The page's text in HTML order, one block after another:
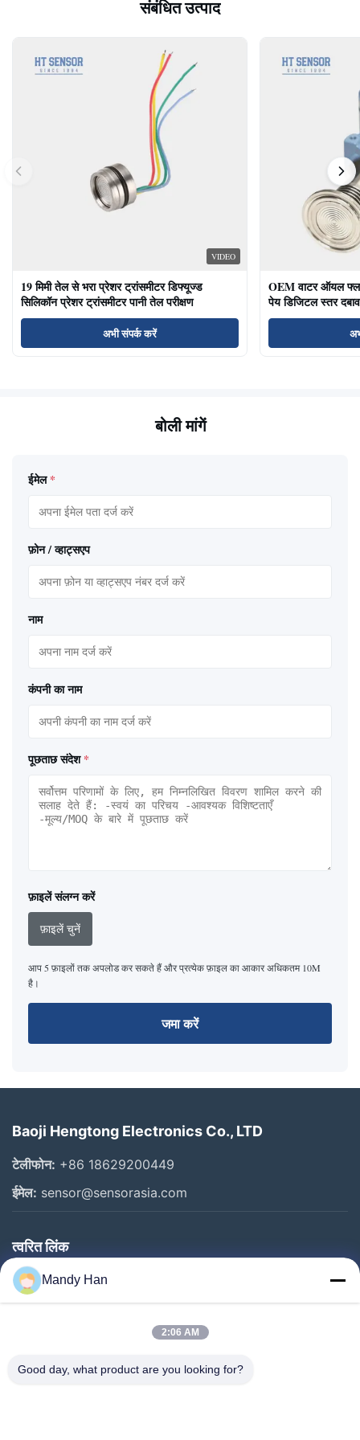
संबंधित उत्पाद
VIDEO
19 मिमी तेल से भरा प्रेशर ट्रांसमीटर डिफ्यूज्ड
सिलिकॉन प्रेशर ट्रांसमीटर पानी तेल परीक्षण
अभी संपर्क करें
OEM वाटर ऑयल
पेय डिजिटल स्तर
बोली मांगें
ईमेल *
फ़ोन / व्हाट्सएप
नाम
कंपनी का नाम
पूछताछ संदेश *
फ़ाइलें संलग्न करें
फ़ाइलें चुनें
आप 5 फ़ाइलों तक अपलोड कर सकते हैं और प्रत्येक फ़ाइल का आकार अधिकतम 10M
है।
जमा करें
Baoji Hengtong Electronics Co., LTD
टेलीफोन: +86 18629200449
ईमेल: sensor@sensorasia.com
त्वरित लिंक
घर
उत्पादों
हमारे बारे में
Mandy Han
2:06 AM
Good day, what product are you looking for?